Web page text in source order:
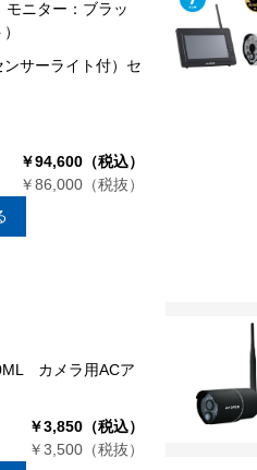
ニター：ブラッ
サーライト付）セ
￥94,600（税込）
￥86,000（税抜）
カメラ用ACア
￥3,850（税込）
￥3,500（税抜）